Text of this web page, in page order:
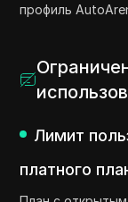
профиль
Лимит
платного